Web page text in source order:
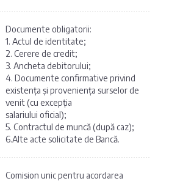
Documente obligatorii:
1. Actul de identitate;
2. Cerere de credit;
3. Ancheta debitorului;
4. Documente confirmative privind
existența și proveniența surselor de
venit (cu excepția
salariului oficial);
5. Contractul de muncă (după caz);
6.Alte acte solicitate de Bancă.
Comision unic pentru acordarea